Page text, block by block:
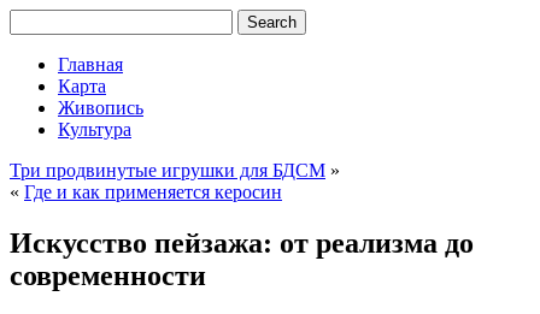
Главная
Карта
Живопись
Культура
Три продвинутые игрушки для БДСМ »
« Где и как применяется керосин
Искусство пейзажа: от реализма до
современности